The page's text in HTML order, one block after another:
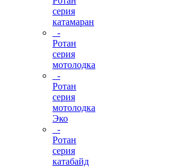
серия
катамаран
-
Ротан
серия
мотолодка
-
Ротан
серия
мотолодка
Эко
-
Ротан
серия
катабайд